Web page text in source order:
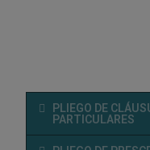
PLIEGO DE
PARTICULARES